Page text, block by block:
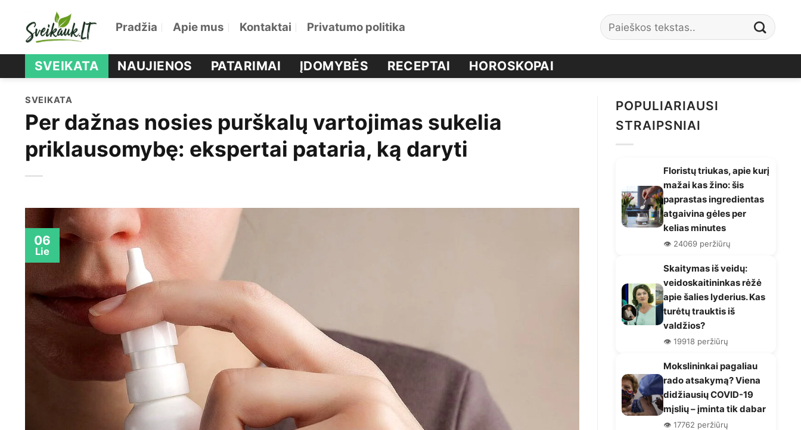
Pradžia Apie mus Kontaktai Privatumo politika
SVEIKATA NAUJIENOS PATARIMAI ĮDOMYBĖS RECEPTAI HOROSKOPAI
SVEIKATA
Per dažnas nosies purškalų vartojimas sukelia
priklausomybę: ekspertai pataria, ką daryti
06
Lie
POPULIARIAUSI
STRAIPSNIAI
Floristų triukas, apie kurį
mažai kas žino: šis
paprastas ingredientas
atgaivina gėles per
kelias minutes
👁️ 24069 peržiūrų
Skaitymas iš veidų:
veidoskaitininkas rėžė
apie šalies lyderius. Kas
turėtų trauktis iš
valdžios?
👁️ 19918 peržiūrų
Mokslininkai pagaliau
rado atsakymą? Viena
didžiausių COVID-19
mįslių – įminta tik dabar
👁️ 17762 peržiūrų